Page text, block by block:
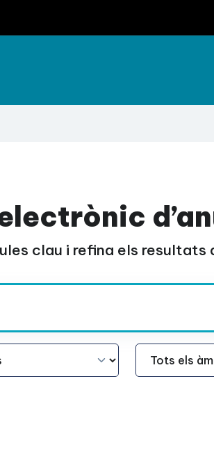
clau i refina els resultats
Àmbit Funcional